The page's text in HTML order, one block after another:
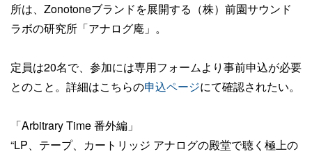
所は、Zonotoneブランドを展開する（株）前園サウンド
ラボの研究所「アナログ庵」。
定員は20名で、参加には専用フォームより事前申込が必要
とのこと。詳細はこちらの申込ページにて確認されたい。
「Arbitrary Time 番外編」
“LP、テープ、カートリッジ アナログの殿堂で聴く極上の